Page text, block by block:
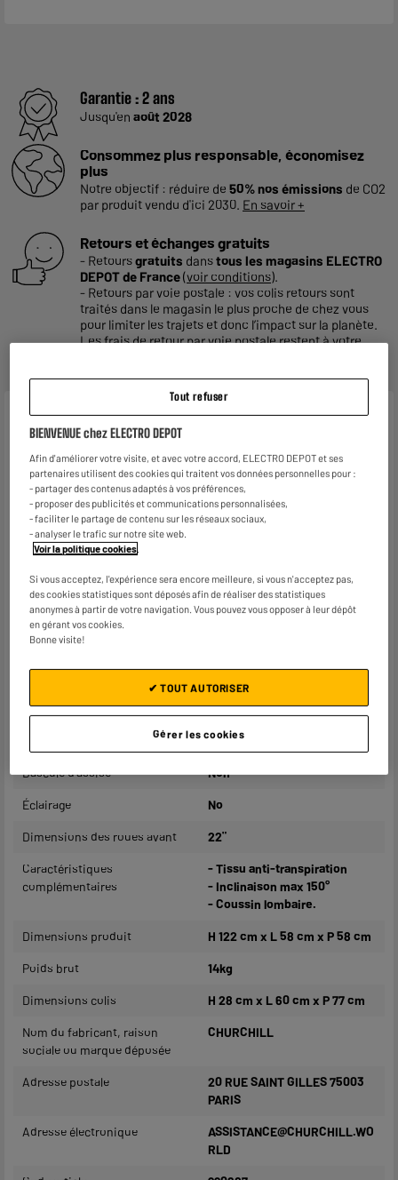
Garantie :2 ans
Jusqu'en août 2028
Consommez plus responsable, économisez
plus
Notre objectif : réduire de 50% nos émissions de CO2
par produit vendu d'ici 2030. En savoir +
Retours et échanges gratuits
- Retoursgratuits danstous les magasins ELECTRO
DEPOT de France(voir conditions).
- Retours par voie postale : vos colis retours sont
traités dans le magasin le plus proche de chez vous
pour limiter les trajets et donc l’impact sur la planète.
Les frais de retour par voie postale restent à votre
Caractéristiques
Marque AMSTRAD
Type de produit Fauteuil Gaming
Coloris Gris
Matière principale
Hauteur réglable Oui
Accoudoirs Fixe
Densité mousse (kg/m3)
Dossier inclinable Oui
135°
Bascule d’assise Non
Éclairage No
Dimensions des roues avant 22"
Caractéristiques
complémentaires
- Tissu anti-transpiration
- Inclinaison max 150°
- Coussin lombaire.
Dimensions produit H 122 cm x L 58 cm x P 58 cm
Poids brut 14kg
Dimensions colis H 28 cm x L 60 cm x P 77 cm
Nom du fabricant, raison
sociale ou marque déposée
CHURCHILL
Adresse postale
20 RUE SAINT GILLES 75003
PARIS
Adresse électronique
ASSISTANCE@CHURCHILL.WO
RLD
Tout refuser
BIENVENUE chez ELECTRO DEPOT
Afin d'améliorer votre visite, et avec votre accord, ELECTRO DEPOT et ses
partenaires utilisent des cookies qui traitent vos données personnelles pour :
- partager des contenus adaptés à vos préférences,
- proposer des publicités et communications personnalisées,
- faciliter le partage de contenu sur les réseaux sociaux,
- analyser le trafic sur notre site web.
Voir la politique cookies.
Si vous acceptez, l'expérience sera encore meilleure, si vous n'acceptez pas,
des cookies statistiques sont déposés afin de réaliser des statistiques
anonymes à partir de votre navigation. Vous pouvez vous opposer à leur dépôt
en gérant vos cookies.
Bonne visite!
Gérer les cookies
✔ TOUT AUTORISER